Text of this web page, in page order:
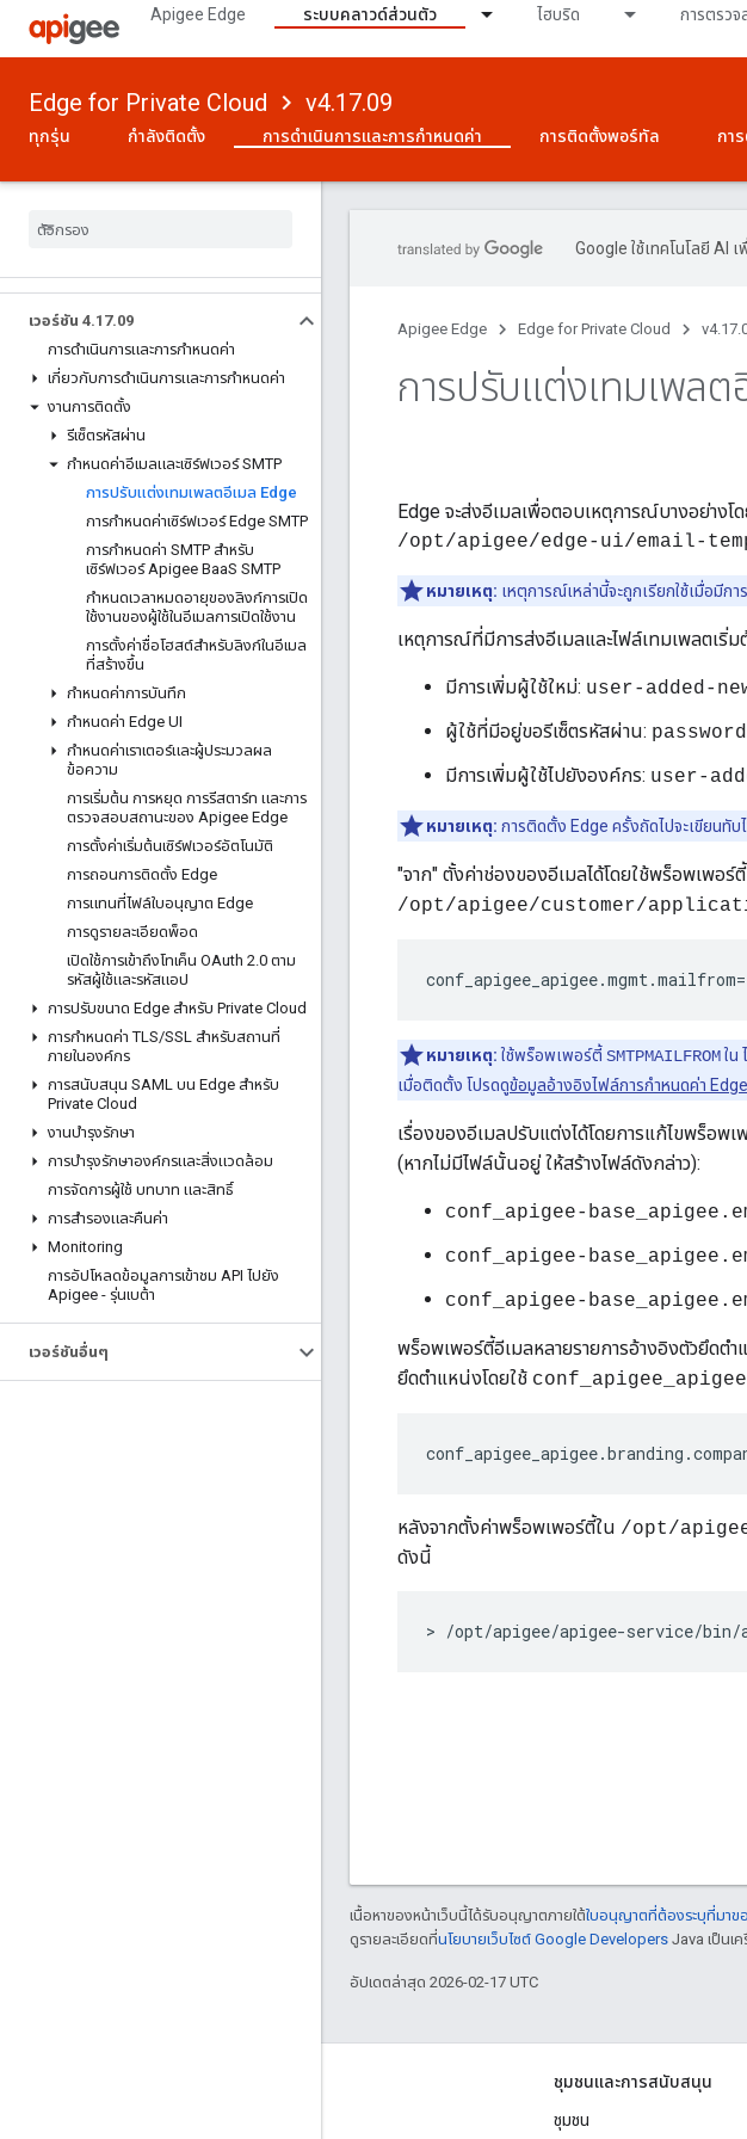
Apigee Edge ระบบคลาวด์ส่วนตัว ไฮบริด การตรวจ
Edge for Private Cloud v4.17.09
ทุกรุ่น กำลังติดตั้ง การดําเนินการและการกําหนดค่า การติดตั้งพอร์ทัล กา
เวอร์ชัน 4.17.09
การดําเนินการและการกําหนดค่า
เกี่ยวกับการดําเนินการและการกําหนดค่า
งานการติดตั้ง
รีเซ็ตรหัสผ่าน
กําหนดค่าอีเมลและเซิร์ฟเวอร์ SMTP
การปรับแต่งเทมเพลตอีเมล Edge
การกําหนดค่าเซิร์ฟเวอร์ Edge SMTP
การกําหนดค่า SMTP สําหรับ
เซิร์ฟเวอร์ Apigee BaaS SMTP
กําหนดเวลาหมดอายุของลิงก์การเปิด
ใช้งานของผู้ใช้ในอีเมลการเปิดใช้งาน
การตั้งค่าชื่อโฮสต์สําหรับลิงก์ในอีเมล
ที่สร้างขึ้น
กําหนดค่าการบันทึก
กําหนดค่า Edge UI
กําหนดค่าเราเตอร์และผู้ประมวลผล
ข้อความ
การเริ่มต้น การหยุด การรีสตาร์ท และการ
ตรวจสอบสถานะของ Apigee Edge
การตั้งค่าเริ่มต้นเซิร์ฟเวอร์อัตโนมัติ
การถอนการติดตั้ง Edge
การแทนที่ไฟล์ใบอนุญาต Edge
การดูรายละเอียดพ็อด
เปิดใช้การเข้าถึงโทเค็น OAuth 2.0 ตาม
รหัสผู้ใช้และรหัสแอป
การปรับขนาด Edge สําหรับ Private Cloud
การกําหนดค่า TLS/SSL สําหรับสถานที่
ภายในองค์กร
การสนับสนุน SAML บน Edge สําหรับ
Private Cloud
งานบํารุงรักษา
การบํารุงรักษาองค์กรและสิ่งแวดล้อม
การจัดการผู้ใช้ บทบาท และสิทธิ์
การสํารองและคืนค่า
Monitoring
การอัปโหลดข้อมูลการเข้าชม API ไปยัง
Apigee - รุ่นเบต้า
เวอร์ชันอื่นๆ
Google ใช้เทคโนโลยี AI
Apigee Edge Edge for Private Cloud
การปรับแต่งเทมเพลต
Edge จะส่งอีเมลเพื่อตอบเหตุการณ์บางอย่าง
/opt/apigee/edge-ui/email-
หมายเหตุ: เหตุการณ์เหล่านี้จะถูกเรียกใช้เมื่อมีก
เหตุการณ์ที่มีการส่งอีเมลและไฟล์เทมเพลตเริ่
มีการเพิ่มผู้ใช้ใหม่: user-added-
ผู้ใช้ที่มีอยู่ขอรีเซ็ตรหัสผ่าน:
มีการเพิ่มผู้ใช้ไปยังองค์กร: user-
หมายเหตุ: การติดตั้ง Edge ครั้งถัดไปจะเขียนทั
"จาก" ตั้งค่าช่องของอีเมลได้โดยใช้พร็อพเพอร์ตี้
/opt/apigee/customer/
conf_apigee_apigee.mgmt.mailfrom=
หมายเหตุ: ใช้พร็อพเพอร์ตี้ SMTPMAILFROMใน
เมื่อติดตั้ง โปรดดูข้อมูลอ้างอิงไฟล์การกำหนดค่า Edge
เรื่องของอีเมลปรับแต่งได้โดยการแก้ไขพร็อพ
(หากไม่มีไฟล์นั้นอยู่ ให้สร้างไฟล์ดังกล่าว):
conf_apigee-
conf_apigee-
conf_apigee-
พร็อพเพอร์ตี้อีเมลหลายรายการอ้างอิงตัวยึดตำ
ยึดตำแหน่งโดยใช้
หลังจากตั้งค่าพร็อพเพอร์ตี้ใน /opt/
ดังนี้
> /opt/apigee/apigee-service/
เนื้อหาของหน้าเว็บนี้ได้รับอนุญาตภายใต้ใบอนุญาตที่ต้องระบุที่มา
ดูรายละเอียดที่นโยบายเว็บไซต์ Google Developers Java เป็นเ
อัปเดตล่าสุด 2026-02-17 UTC
ชุมชนและการสนับสนุน
ชุมชน